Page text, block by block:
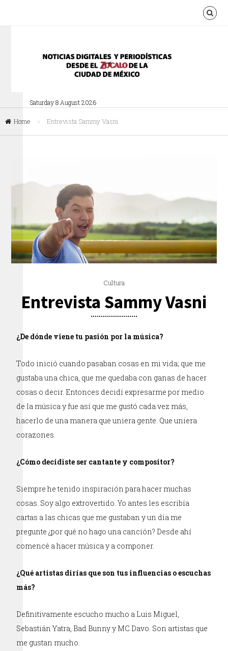
Saturday 8 August 2026
Home » Entrevista Sammy Vasni
Cultura
Entrevista Sammy Vasni
¿De dónde viene tu pasión por la música?
Todo inició cuando pasaban cosas en mi vida; que me
gustaba una chica, que me quedaba con ganas de hacer
cosas o decir. Entonces decidí expresarme por medio
de la música y fue así que me gustó cada vez más,
hacerlo de una manera que uniera gente. Que uniera
corazones.
¿Cómo decidiste ser cantante y compositor?
Siempre he tenido inspiración para hacer muchas
cosas. Soy algo extrovertido. Yo antes les escribía
cartas a las chicas que me gustaban y un día me
pregunte ¿por qué no hago una canción? Desde ahí
comencé a hacer música y a componer.
¿Qué artistas dirías que son tus influencias o escuchas
más?
Definitivamente escucho mucho a Luis Miguel,
Sebastián Yatra, Bad Bunny y MC Davo. Son artistas que
me gustan mucho.